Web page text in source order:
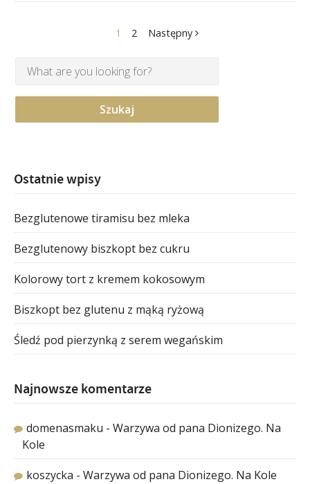
1 2 Następny
Ostatnie wpisy
Bezglutenowe tiramisu bez mleka
Bezglutenowy biszkopt bez cukru
Kolorowy tort z kremem kokosowym
Biszkopt bez glutenu z mąką ryżową
Śledź pod pierzynką z serem wegańskim
Najnowsze komentarze
domenasmaku - Warzywa od pana Dionizego. Na
Kole
koszycka - Warzywa od pana Dionizego. Na Kole